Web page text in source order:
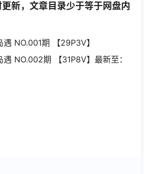
新，文章目录少于等于网盘内
NO.001期 【29P3V】
NO.002期 【31P8V】最新至：